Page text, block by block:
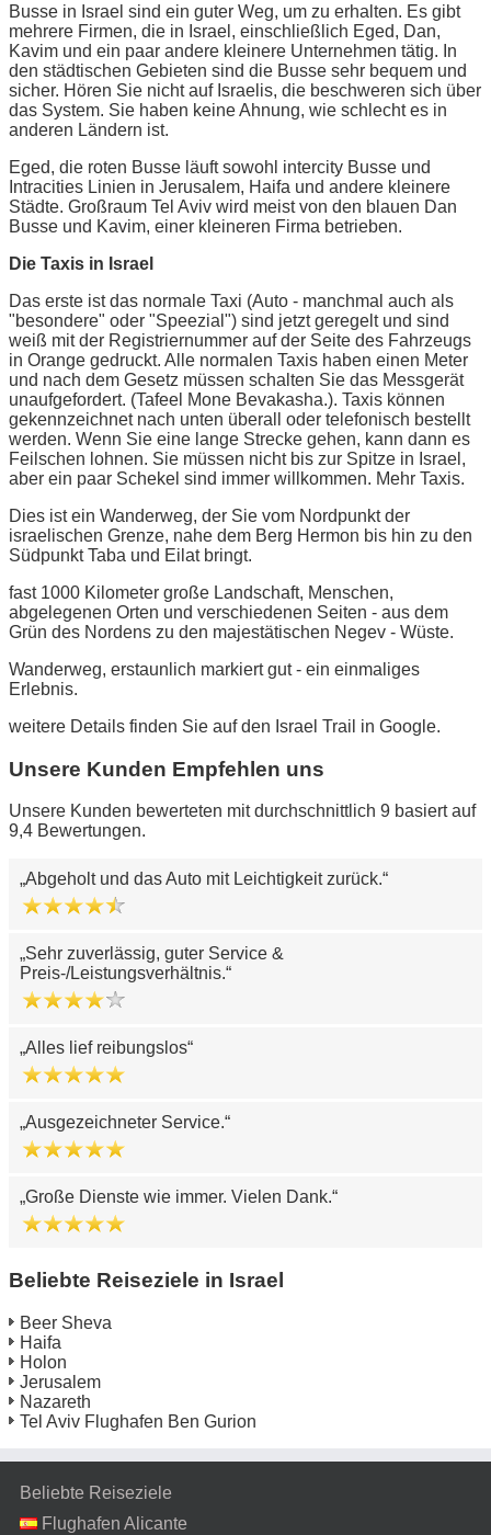
Busse in Israel sind ein guter Weg, um zu erhalten. Es gibt
mehrere Firmen, die in Israel, einschließlich Eged, Dan,
Kavim und ein paar andere kleinere Unternehmen tätig. In
den städtischen Gebieten sind die Busse sehr bequem und
sicher. Hören Sie nicht auf Israelis, die beschweren sich über
das System. Sie haben keine Ahnung, wie schlecht es in
anderen Ländern ist.
Eged, die roten Busse läuft sowohl intercity Busse und
Intracities Linien in Jerusalem, Haifa und andere kleinere
Städte. Großraum Tel Aviv wird meist von den blauen Dan
Busse und Kavim, einer kleineren Firma betrieben.
Die Taxis in Israel
Das erste ist das normale Taxi (Auto - manchmal auch als
"besondere" oder "Speezial") sind jetzt geregelt und sind
weiß mit der Registriernummer auf der Seite des Fahrzeugs
in Orange gedruckt. Alle normalen Taxis haben einen Meter
und nach dem Gesetz müssen schalten Sie das Messgerät
unaufgefordert. (Tafeel Mone Bevakasha.). Taxis können
gekennzeichnet nach unten überall oder telefonisch bestellt
werden. Wenn Sie eine lange Strecke gehen, kann dann es
Feilschen lohnen. Sie müssen nicht bis zur Spitze in Israel,
aber ein paar Schekel sind immer willkommen. Mehr Taxis.
Dies ist ein Wanderweg, der Sie vom Nordpunkt der
israelischen Grenze, nahe dem Berg Hermon bis hin zu den
Südpunkt Taba und Eilat bringt.
fast 1000 Kilometer große Landschaft, Menschen,
abgelegenen Orten und verschiedenen Seiten - aus dem
Grün des Nordens zu den majestätischen Negev - Wüste.
Wanderweg, erstaunlich markiert gut - ein einmaliges
Erlebnis.
weitere Details finden Sie auf den Israel Trail in Google.
Unsere Kunden Empfehlen uns
Unsere Kunden bewerteten mit durchschnittlich 9 basiert auf
9,4 Bewertungen.
Abgeholt und das Auto mit Leichtigkeit zurück.
Sehr zuverlässig, guter Service &
Preis-/Leistungsverhältnis.
Alles lief reibungslos
Ausgezeichneter Service.
Große Dienste wie immer. Vielen Dank.
Beliebte Reiseziele in Israel
Beer Sheva
Haifa
Holon
Jerusalem
Nazareth
Tel Aviv Flughafen Ben Gurion
Beliebte Reiseziele
Flughafen Alicante